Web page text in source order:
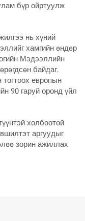
бүр ойртуулж
нь хүний
хамгийн өндөр
Мэдээллийн
байдаг.
европын
90 гаруй оронд үйл
холбоотой
аргуудыг
зорин ажиллах